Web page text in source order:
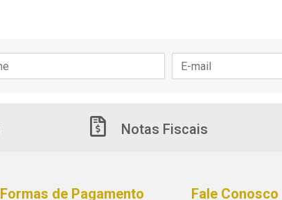
Notas Fiscais
Formas de Pagamento Fale Conosco